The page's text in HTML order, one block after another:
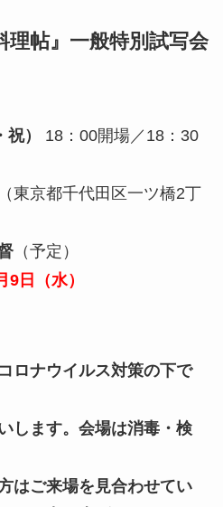
理帖』一般特別試写会
）
18：00開場／18：30
東京都千代田区一ツ橋2丁
（予定）
日（水）
ロナウイルス対策の下で
します。会場は消毒・検
はご来場を見合わせてい